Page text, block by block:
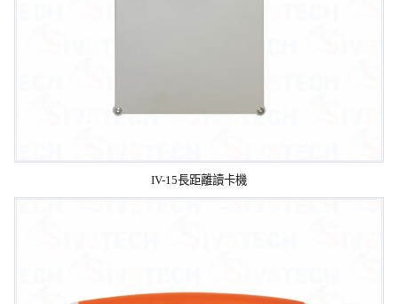
IV-15長距離讀卡機